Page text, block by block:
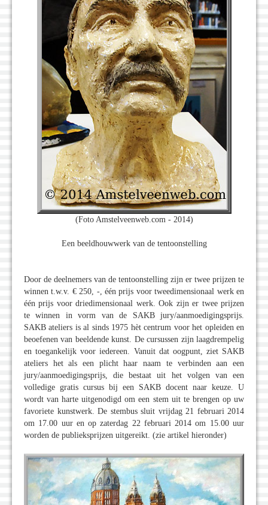
(Foto Amstelveenweb.com - 2014)
Een beeldhouwwerk van de tentoonstelling
Door de deelnemers van de tentoonstelling zijn er twee prijzen te
winnen t.w.v. € 250, -, één prijs voor tweedimensionaal werk en
één prijs voor driedimensionaal werk. Ook zijn er twee prijzen
te winnen in vorm van de SAKB jury/aanmoedigingsprijs.
SAKB ateliers is al sinds 1975 hèt centrum voor het opleiden en
beoefenen van beeldende kunst. De cursussen zijn laagdrempelig
en toegankelijk voor iedereen. Vanuit dat oogpunt, ziet SAKB
ateliers het als een plicht haar naam te verbinden aan een
jury/aanmoedigingsprijs, die bestaat uit het volgen van een
volledige gratis cursus bij een SAKB docent naar keuze. U
wordt van harte uitgenodigd om een stem uit te brengen op uw
favoriete kunstwerk. De stembus sluit vrijdag 21 februari 2014
om 17.00 uur en op zaterdag 22 februari 2014 om 15.00 uur
worden de publieksprijzen uitgereikt. (zie artikel hieronder)